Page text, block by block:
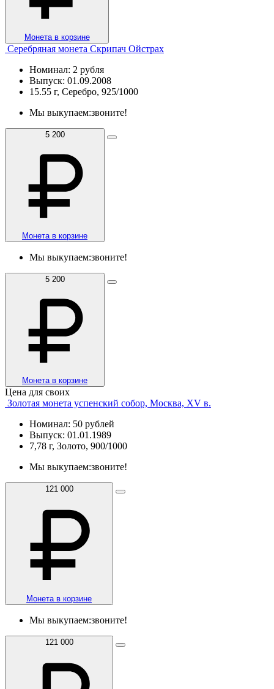
Монета в корзине
Серебряная монета Скрипач Ойстрах
Номинал: 2 рубля
Выпуск: 01.09.2008
15.55 г, Серебро, 925/1000
Мы выкупаем:звоните!
5 200
Монета в корзине
Мы выкупаем:звоните!
5 200
Монета в корзине
Цена для своих
Золотая монета успенский собор, Москва, XV в.
Номинал: 50 рублей
Выпуск: 01.01.1989
7,78 г, Золото, 900/1000
Мы выкупаем:звоните!
121 000
Монета в корзине
Мы выкупаем:звоните!
121 000